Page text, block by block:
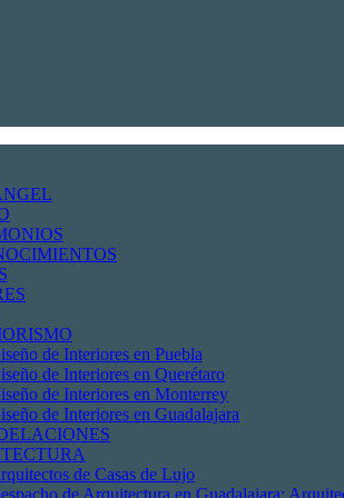
de Interiores en Puebla
de Interiores en Querétaro
de Interiores en Monterrey
de Interiores en Guadalajara
de Casas de Lujo
de Arquitectura en Guadalajara: